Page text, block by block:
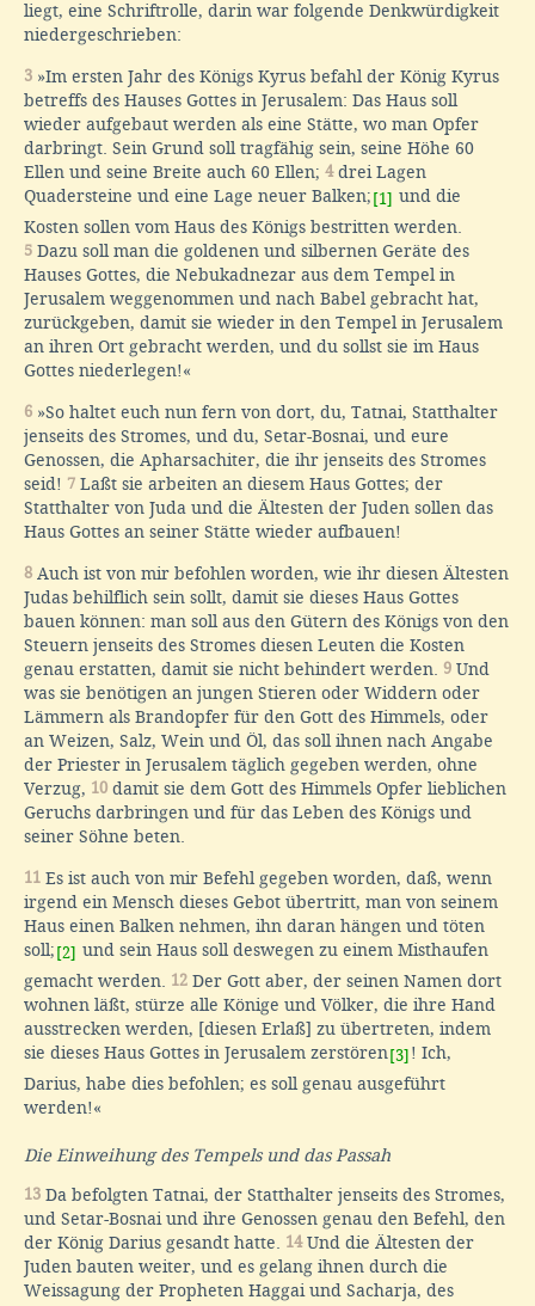
liegt, eine Schriftrolle, darin war folgende Denkwürdigkeit
niedergeschrieben:
3 »Im ersten Jahr des Königs Kyrus befahl der König Kyrus
betreffs des Hauses Gottes in Jerusalem: Das Haus soll
wieder aufgebaut werden als eine Stätte, wo man Opfer
darbringt. Sein Grund soll tragfähig sein, seine Höhe 60
Ellen und seine Breite auch 60 Ellen; 4drei Lagen
Quadersteine und eine Lage neuer Balken; [1] und die
Kosten sollen vom Haus des Königs bestritten werden.
5 Dazu soll man die goldenen und silbernen Geräte des
Hauses Gottes, die Nebukadnezar aus dem Tempel in
Jerusalem weggenommen und nach Babel gebracht hat,
zurückgeben, damit sie wieder in den Tempel in Jerusalem
an ihren Ort gebracht werden, und du sollst sie im Haus
Gottes niederlegen!«
6 »So haltet euch nun fern von dort, du, Tatnai, Statthalter
jenseits des Stromes, und du, Setar-Bosnai, und eure
Genossen, die Apharsachiter, die ihr jenseits des Stromes
seid! 7 Laßt sie arbeiten an diesem Haus Gottes; der
Statthalter von Juda und die Ältesten der Juden sollen das
Haus Gottes an seiner Stätte wieder aufbauen!
8 Auch ist von mir befohlen worden, wie ihr diesen Ältesten
Judas behilflich sein sollt, damit sie dieses Haus Gottes
bauen können: man soll aus den Gütern des Königs von den
Steuern jenseits des Stromes diesen Leuten die Kosten
genau erstatten, damit sie nicht behindert werden. 9 Und
was sie benötigen an jungen Stieren oder Widdern oder
Lämmern als Brandopfer für den Gott des Himmels, oder
an Weizen, Salz, Wein und Öl, das soll ihnen nach Angabe
der Priester in Jerusalem täglich gegeben werden, ohne
Verzug, 10 damit sie dem Gott des Himmels Opfer lieblichen
Geruchs darbringen und für das Leben des Königs und
seiner Söhne beten.
11 Es ist auch von mir Befehl gegeben worden, daß, wenn
irgend ein Mensch dieses Gebot übertritt, man von seinem
Haus einen Balken nehmen, ihn daran hängen und töten
soll; [2] und sein Haus soll deswegen zu einem Misthaufen
gemacht werden. 12 Der Gott aber, der seinen Namen dort
wohnen läßt, stürze alle Könige und Völker, die ihre Hand
ausstrecken werden, [diesen Erlaß] zu übertreten, indem
sie dieses Haus Gottes in Jerusalem zerstören [3] ! Ich,
Darius, habe dies befohlen; es soll genau ausgeführt
werden!«
Die Einweihung des Tempels und das Passah
13 Da befolgten Tatnai, der Statthalter jenseits des Stromes,
und Setar-Bosnai und ihre Genossen genau den Befehl, den
der König Darius gesandt hatte. 14Und die Ältesten der
Juden bauten weiter, und es gelang ihnen durch die
Weissagung der Propheten Haggai und Sacharja, des